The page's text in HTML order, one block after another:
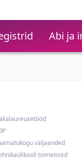
Abi ja
väljaanded
toimetised